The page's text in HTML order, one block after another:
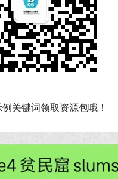
关键词领取资源包哦！